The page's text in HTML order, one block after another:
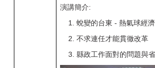
演講簡介:
1. 蛻變的台東 - 熱氣球經
2. 不求連任才能貫徹改革
3. 縣政工作面對的問題與